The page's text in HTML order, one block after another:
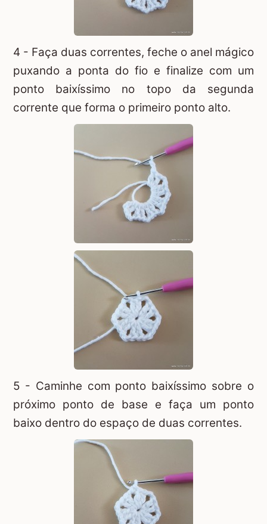
4 - Faça duas correntes, feche o anel mágico
puxando a ponta do fio e finalize com um
ponto baixíssimo no topo da segunda
corrente que forma o primeiro ponto alto.
5 - Caminhe com ponto baixíssimo sobre o
próximo ponto de base e faça um ponto
baixo dentro do espaço de duas correntes.